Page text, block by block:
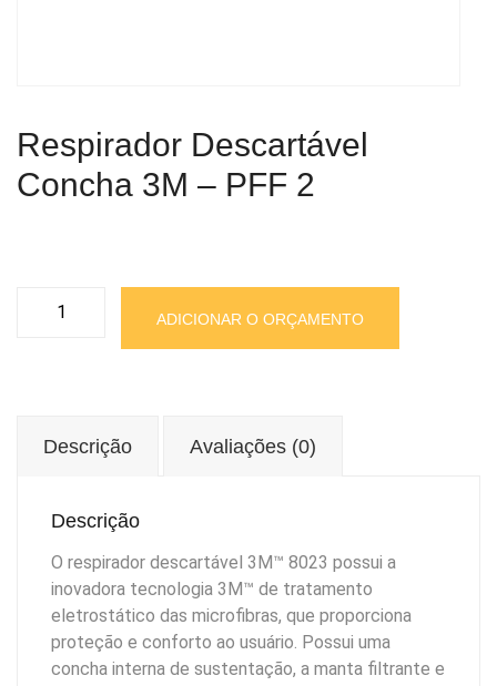
Respirador Descartável
Concha 3M – PFF 2
Descartável
ADICIONAR O ORÇAMENTO
Descrição Avaliações (0)
Descrição
O respirador descartável 3M™ 8023 possui a
inovadora tecnologia 3M™ de tratamento
eletrostático das microfibras, que proporciona
proteção e conforto ao usuário. Possui uma
concha interna de sustentação, a manta filtrante e